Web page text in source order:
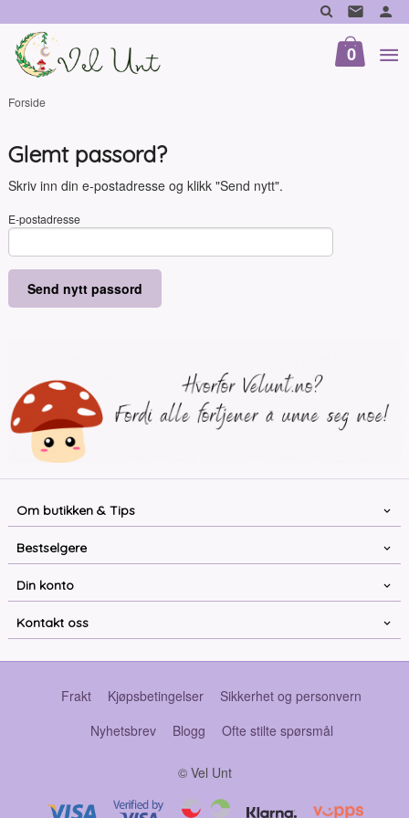
til
innholdet
0
Forside
Glemt passord?
Skriv inn din e-postadresse og klikk "Send nytt".
E-postadresse
Om butikken & Tips
Bestselgere
Din konto
Kontakt oss
Frakt Kjøpsbetingelser
Sikkerhet og personvern
Nyhetsbrev
Blogg Ofte stilte spørsmål
© Vel Unt